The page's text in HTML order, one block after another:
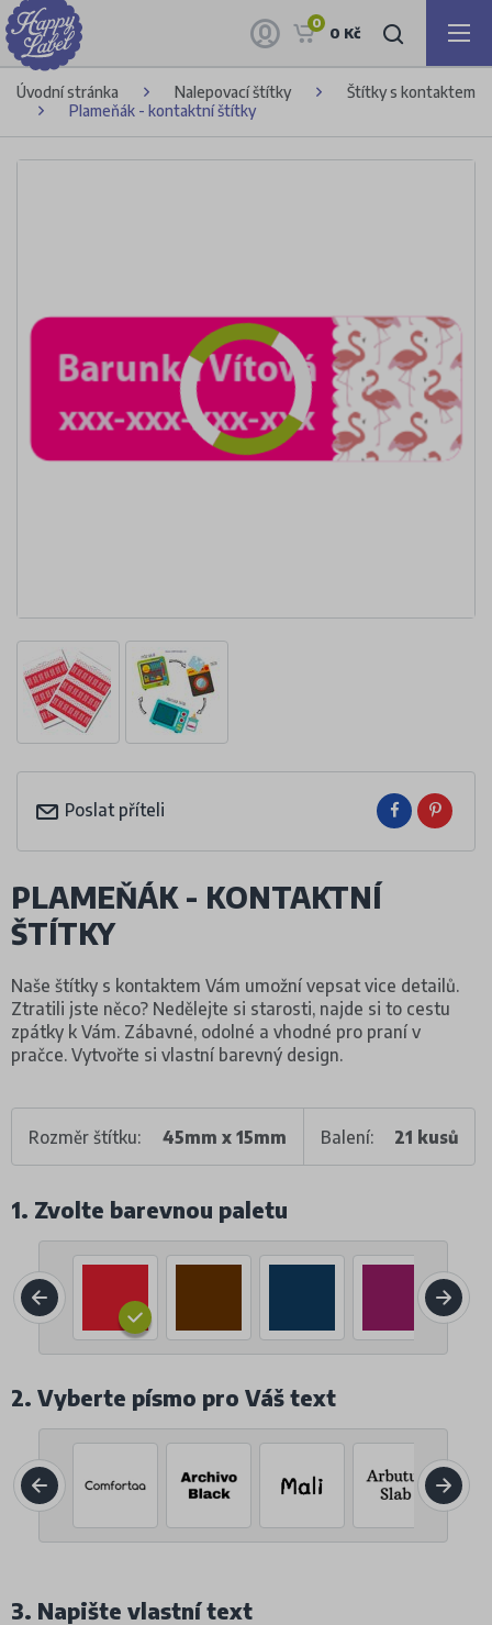
0
0 Kč
Úvodní stránka Nalepovací štítky
Štítky s kontaktem
Plameňák - kontaktní štítky
Poslat příteli
PLAMEŇÁK - KONTAKTNÍ
ŠTÍTKY
Naše štítky s kontaktem Vám umožní vepsat vice detailů.
Ztratili jste něco? Nedělejte si starosti, najde si to cestu
zpátky k Vám. Zábavné, odolné a vhodné pro praní v
pračce. Vytvořte si vlastní barevný design.
Rozměr štítku: 45mm x 15mm Balení: 21 kusů
1. Zvolte barevnou paletu
2. Vyberte písmo pro Váš text
3. Napište vlastní text